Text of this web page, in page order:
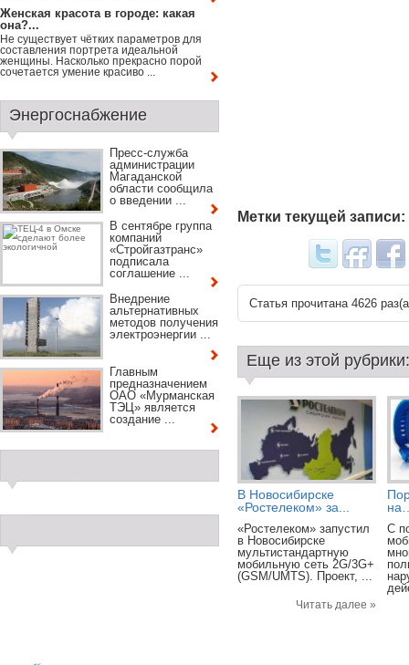
Метки текущей записи:
Статья прочитана 4626
Еще из этой рубрики:
В Новосибирске
«Ростелеком» за...
«Ростелеком» запустил
в Новосибирске
мультистандартную
мобильную сеть 2G/3G+
(GSM/UMTS). Проект, ...
Читать далее »
С
Женская красота в городе: какая
она?...
Не существует чётких параметров для
составления портрета идеальной
женщины. Насколько прекрасно порой
сочетается умение красиво ...
Энергоснабжение
Пресс-служба
администрации
Магаданской
области сообщила
о введении ...
В сентябре группа
компаний
«Стройгазтранс»
подписала
соглашение ...
Внедрение
альтернативных
методов получения
электроэнергии ...
Главным
предназначением
ОАО «Мурманская
ТЭЦ» является
создание ...